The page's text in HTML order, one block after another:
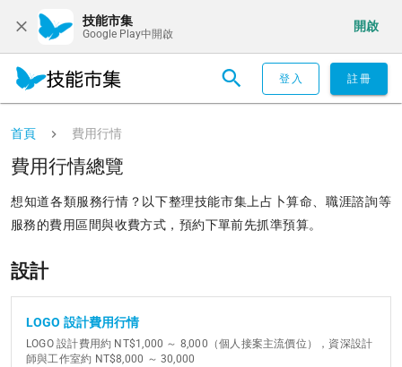
技能市集
Google Play中開啟
開啟
登入 註冊
首頁 費用行情
費用行情總覽
想知道各類服務行情？以下整理技能市集上占卜算命、職涯諮詢等
服務的費用區間與收費方式，預約下單前先抓準預算。
設計
LOGO 設計費用行情
LOGO 設計費用約 NT$1,000 ～ 8,000（個人接案主流價位），資深設計
師與工作室約 NT$8,000 ～ 30,000